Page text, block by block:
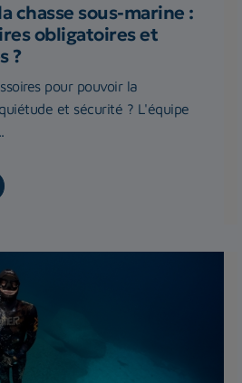
chasse sous-marine :
obligatoires et
?
pour pouvoir la
et sécurité ? L'équipe